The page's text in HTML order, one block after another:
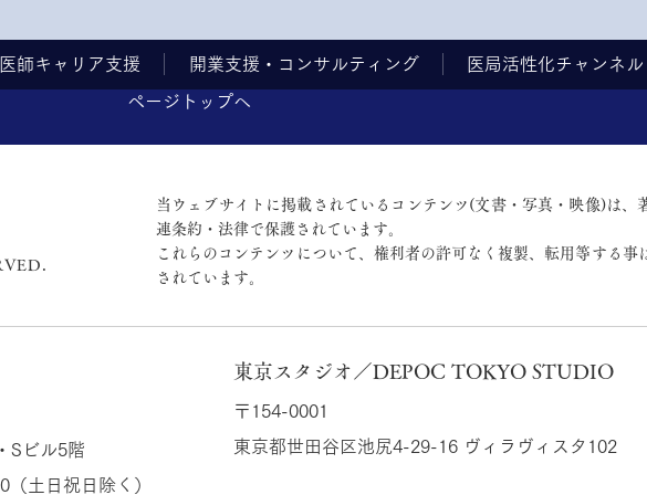
医師キャリア支援 開業支援・コンサルティング 医局活性化チャンネル
ページトップへ
当ウェブサイトに掲載されているコンテンツ(文書・写真・映像)は、
連条約・法律で保護されています。
これらのコンテンツについて、権利者の許可なく複製、転用等する事
されています。
Sビル5階
土日祝日除く）
東京スタジオ／DEPOC TOKYO STUDIO
〒154-0001
東京都世田谷区池尻4-29-16 ヴィラヴィスタ102